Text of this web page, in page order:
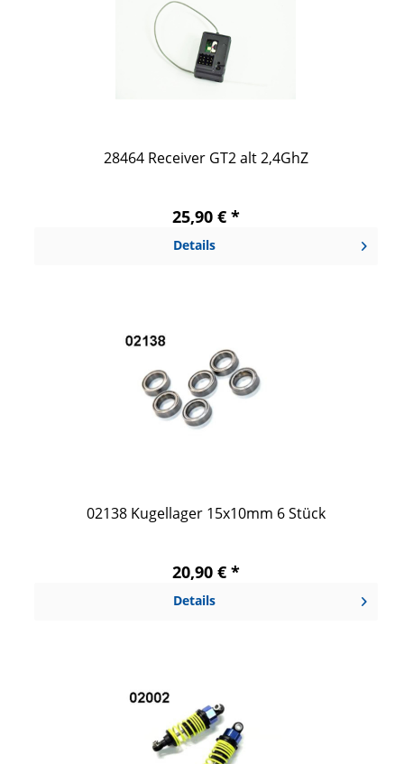
28464 Receiver GT2 alt 2,4GhZ
25,90 € *
Details
02138 Kugellager 15x10mm 6 Stück
20,90 € *
Details